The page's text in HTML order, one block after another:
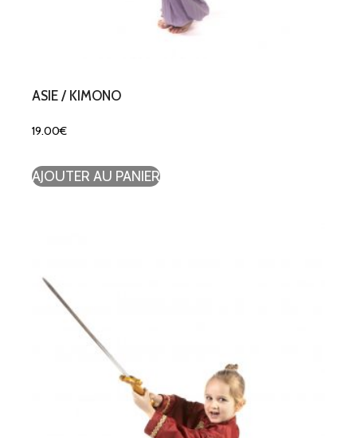
ASIE / KIMONO
19.00€
AJOUTER AU PANIER